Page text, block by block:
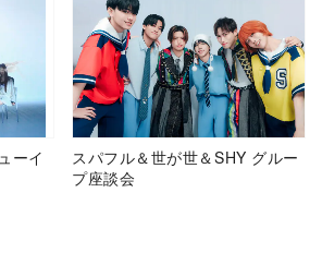
ーイ
スパフル＆世が世＆SHY グルー
プ座談会